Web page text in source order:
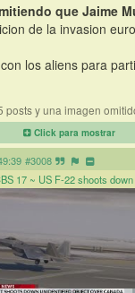
que Jaime
de la invasion
los aliens para
posts y una imagen
Click para mostrar
#3008
17 ~ US F-22 shoots